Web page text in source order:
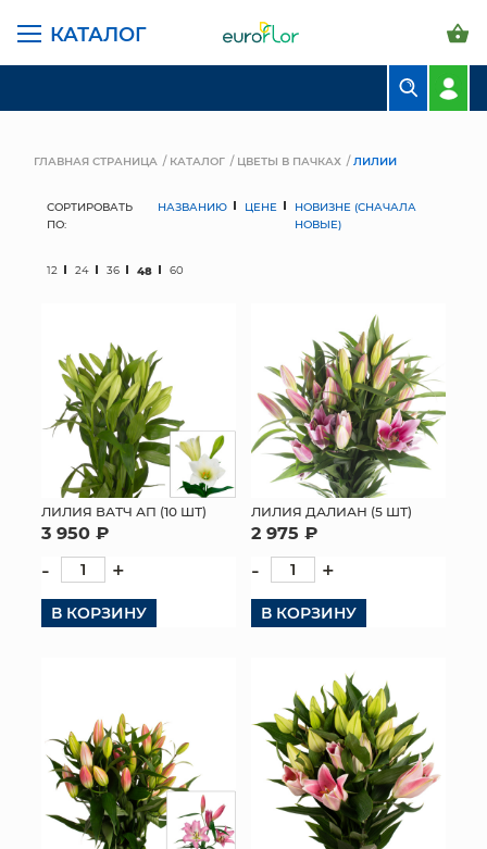
КАТАЛОГ
ГРУНТЫ И УДОБРЕНИЯ
ПРЕДМЕТЫ ИНТЕРЬЕРА
МЯГКИЕ ИГРУШКИ
КОРЗИНЫ
ЯЩИКИ
ИСКУССТВЕННЫЕ ЦВЕТЫ
ПАКЕТЫ И СУМКИ
ПОДАРОЧНЫЕ КАРТЫ
ГЛАВНАЯ СТРАНИЦА КАТАЛОГ ЦВЕТЫ В ПАЧКАХ ЛИЛИИ
СОРТИРОВАТЬ
ПО:
НАЗВАНИЮ ЦЕНЕ
НОВИЗНЕ (СНАЧАЛА
НОВЫЕ)
12 24 36 48 60
ЛИЛИЯ ВАТЧ АП (10 ШТ)
3 950 ₽
- +
В КОРЗИНУ
ЛИЛИЯ ДАЛИАН (5 ШТ)
2 975 ₽
- +
В КОРЗИНУ